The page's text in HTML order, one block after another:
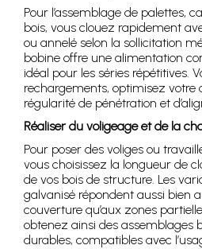
Pour l’assemblage de palettes,
bois, vous clouez rapidement
ou annelé selon la sollicitation
bobine offre une alimentation
idéal pour les séries répétitives.
rechargements, optimisez votre
régularité de pénétration et
Réaliser du voligeage et de la
Pour poser des voliges ou
vous choisissez la longueur de
de vos bois de structure. Les
galvanisé répondent aussi bien
couverture qu’aux zones
obtenez ainsi des assemblages
durables, compatibles avec